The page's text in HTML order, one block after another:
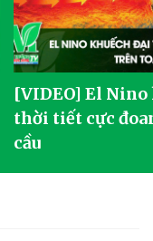
[VIDEO] El
thời tiết cực
cầu